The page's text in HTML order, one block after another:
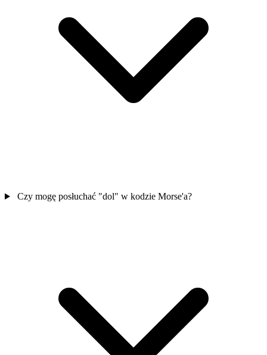
Czy mogę posłuchać "dol" w kodzie Morse'a?